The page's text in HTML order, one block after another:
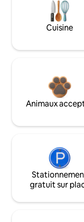
Cuisine
Animaux
gratuit sur